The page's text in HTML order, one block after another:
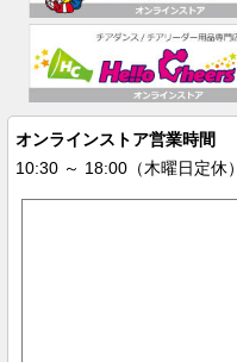
オンラインストア営業時間
10:30 ～ 18:00（木曜日定休）